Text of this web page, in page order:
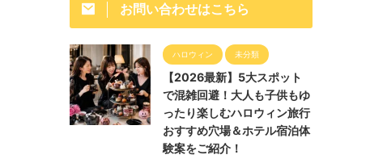
お問い合わせはこちら
ハロウィン 未分類
【2026最新】5大スポット
で混雑回避！大人も子供もゆ
ったり楽しむハロウィン旅行
おすすめ穴場＆ホテル宿泊体
験案をご紹介！